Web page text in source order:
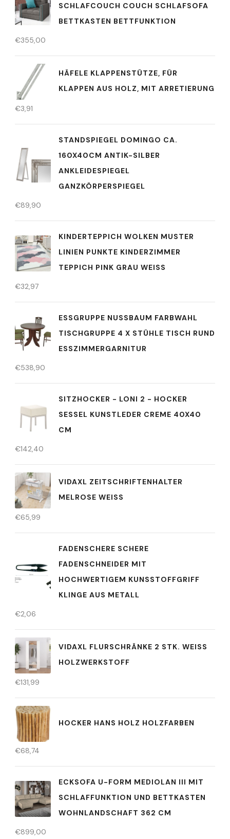
SCHLAFCOUCH COUCH SCHLAFSOFA
BETTKASTEN BETTFUNKTION
€355,00
HÄFELE KLAPPENSTÜTZE, FÜR
KLAPPEN AUS HOLZ, MIT ARRETIERUNG
€3,91
STANDSPIEGEL DOMINGO CA.
160X40CM ANTIK-SILBER
ANKLEIDESPIEGEL
GANZKÖRPERSPIEGEL
€89,90
KINDERTEPPICH WOLKEN MUSTER
LINIEN PUNKTE KINDERZIMMER
TEPPICH PINK GRAU WEISS
€32,97
ESSGRUPPE NUSSBAUM FARBWAHL
TISCHGRUPPE 4 X STÜHLE TISCH RUND
ESSZIMMERGARNITUR
€538,90
SITZHOCKER - LONI 2 - HOCKER
SESSEL KUNSTLEDER CREME 40X40
CM
€142,40
VIDAXL ZEITSCHRIFTENHALTER
MELROSE WEISS
€65,99
FADENSCHERE SCHERE
FADENSCHNEIDER MIT
HOCHWERTIGEM KUNSSTOFFGRIFF
KLINGE AUS METALL
€2,06
VIDAXL FLURSCHRÄNKE 2 STK. WEISS H
OLZWERKSTOFF
€131,99
HOCKER HANS HOLZ HOLZFARBEN
€68,74
ECKSOFA U-FORM MEDIOLAN III MIT
SCHLAFFUNKTION UND BETTKASTEN
WOHNLANDSCHAFT 362 CM
€899,00